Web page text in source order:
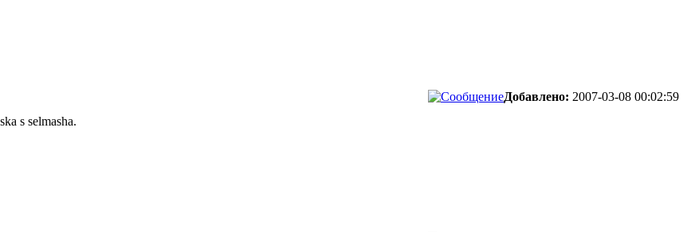
Добавлено: 2007-03-08 00:02:59
s selmasha.